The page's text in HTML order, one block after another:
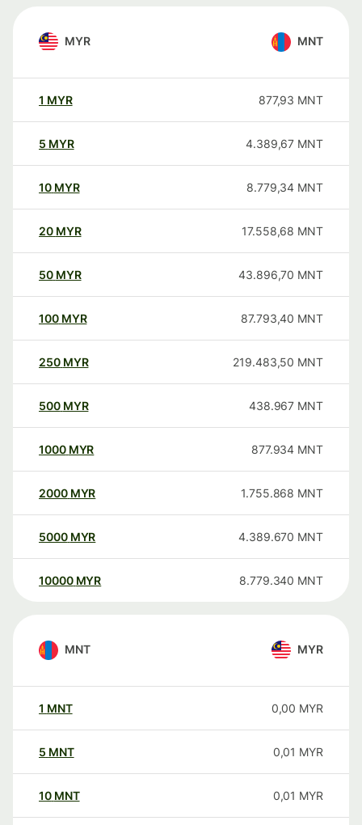
MYR MNT
1 MYR 877,93 MNT
5 MYR 4.389,67 MNT
10 MYR 8.779,34 MNT
20 MYR 17.558,68 MNT
50 MYR 43.896,70 MNT
100 MYR 87.793,40 MNT
250 MYR 219.483,50 MNT
500 MYR 438.967 MNT
1000 MYR 877.934 MNT
2000 MYR 1.755.868 MNT
5000 MYR 4.389.670 MNT
10000 MYR 8.779.340 MNT
MNT MYR
1 MNT 0,00 MYR
5 MNT 0,01 MYR
10 MNT 0,01 MYR